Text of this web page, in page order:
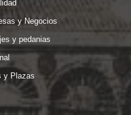
y Negocios
y pedanias
y Plazas